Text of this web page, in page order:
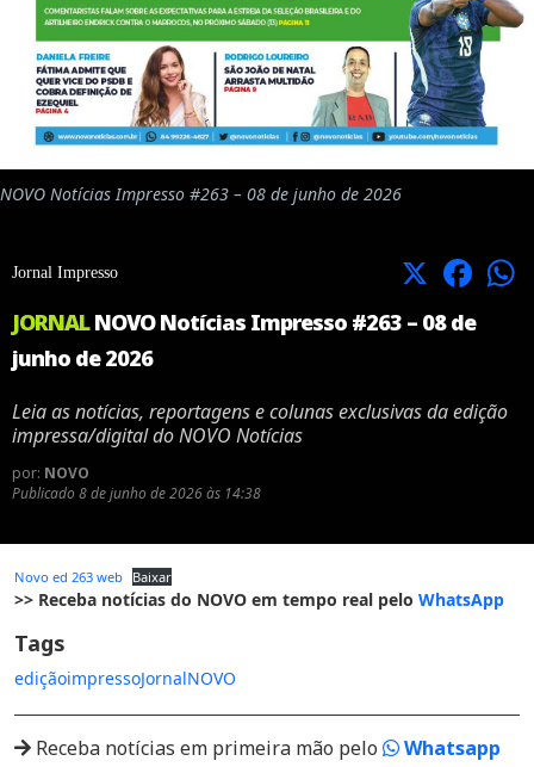
NOVO Notícias Impresso #263 – 08 de junho de 2026
Jornal Impresso X Facebook
JORNALNOVO Notícias Impresso #263 – 08 de
junho de 2026
Leia as notícias, reportagens e colunas exclusivas da edição
impressa/digital do NOVO Notícias
por: NOVO
Publicado 8 de junho de 2026 às 14:38
Novo ed 263 web Baixar
>> Receba notícias do NOVO em tempo real pelo WhatsApp
Tags
ediçãoimpressoJornalNOVO
Receba notícias em primeira mão pelo
Whatsapp